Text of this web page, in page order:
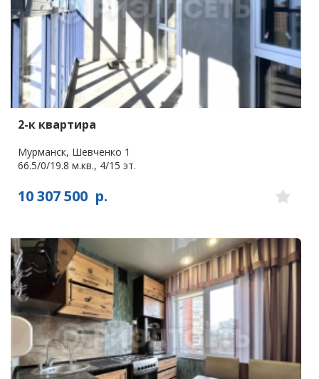
2-к квартира
Мурманск, Шевченко 1
66.5/0/19.8 м.кв., 4/15 эт.
10 307 500 р.